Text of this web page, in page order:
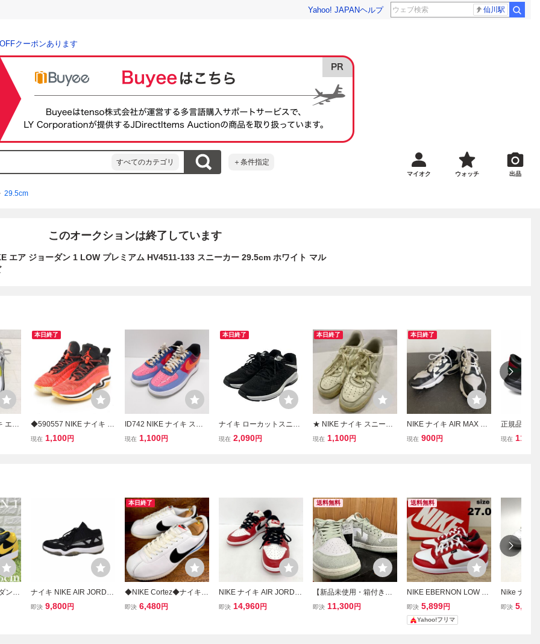
Yahoo! JAPANヘルプ 仙川駅
クーポンあります
すべてのカテゴリ ＋条件指定
マイオク ウォッチ 出品
29.5cm
このオークションは終了しています
エア ジョーダン 1 LOW プレミアム HV4511-133 スニーカー 29.5cm ホワイト マル
エア
本日終了
◆590557 NIKE ナイキ ◇
スニーカー Air Jordan 36
現在 1,100円
ID742 NIKE ナイキ スニ
ーカー アンディフィーテ
現在 1,100円
本日終了
ナイキ ローカットスニー
カー エア マックス アル
現在 2,090円
本日終了
★ NIKE ナイキ スニーカ
ー AIR FORCE 1 07 エア
現在 1,100円
本日終了
NIKE ナイキ AIR MAX エ
アマックス スニーカー ホ
現在 900円
正規品
Low
現在 11
ン 1
ナイキ NIKE AIR JORDA
N 11 RETRO LOW IE ス
即決 9,800円
本日終了
◆NIKE Cortez◆ナイキ
コルテッツ 29.5cm スニ
即決 6,480円
NIKE ナイキ AIR JORDA
N スニーカー エア ジョー
即決 14,960円
送料無料
【新品未使用・箱付き】
NIKE AIR JORDAN 1 LO
即決 11,300円
送料無料
NIKE EBERNON LOW P
REM ナイキ エバノン ロ
ー プレミアム スニーカー
シューズ 赤 白 ホワイト 2
即決 5,899円
Yahoo!フリマ
Nike ナイ
ir Jordan 2
即決 5,247